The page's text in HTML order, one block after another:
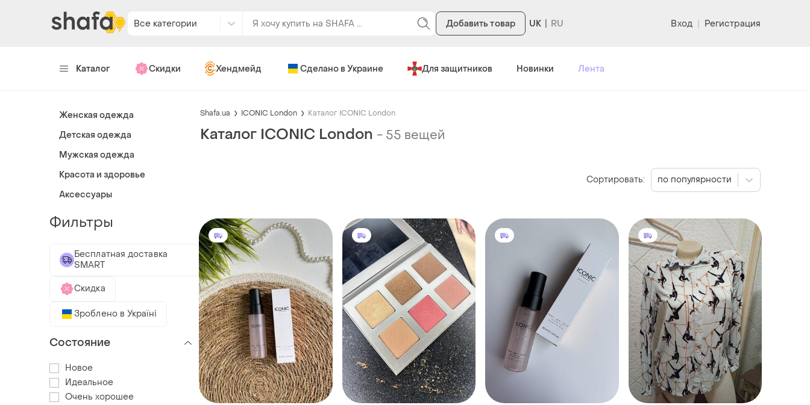
Все категории Добавить товар UK Вход | Регистрация
Каталог Скидки Хендмейд Сделано в Украине Для защитников Новинки Лента
Shafa.ua ICONIC London Каталог ICONIC London
Каталог ICONIC London - 55 вещей
Сортировать: по популярности
Женская одежда
Детская одежда
Мужская одежда
Красота и здоровье
Аксессуары
Фильтры
Бесплатная доставка
SMART
Скидка
Зроблено в Україні
Состояние
Новое
Идеальное
Очень хорошее